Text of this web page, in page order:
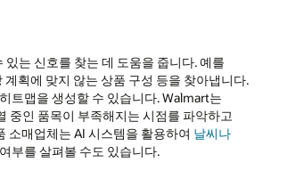
는 신호를 찾는 데 도움을 줍니다. 예를
획에 맞지 않는 상품 구성 등을 찾아냅니다.
트맵을 생성할 수 있습니다. Walmart는
중인 품목이 부족해지는 시점를 파악하고
소매업체는 AI 시스템을 활용하여 날씨나
부를 살펴볼 수도 있습니다.